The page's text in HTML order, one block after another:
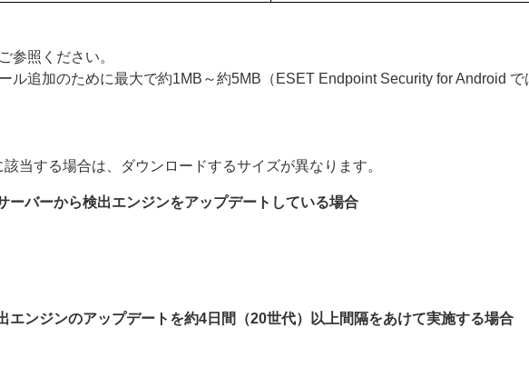
参照ください。
追加のために最大で約1MB～約5MB（ESET Endpoint Security for Android
当する場合は、ダウンロードするサイズが異なります。
ーバーから検出エンジンをアップデートしている場合
エンジンのアップデートを約4日間（20世代）以上間隔をあけて実施する場合